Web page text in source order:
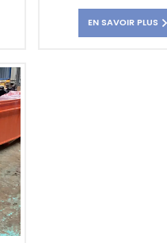
De Démolition
EN SAVOIR PLUS